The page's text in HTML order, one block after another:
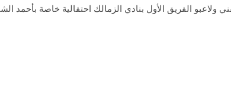
ولاعبو الفريق الأول بنادي الزمالك احتفالية خاصة